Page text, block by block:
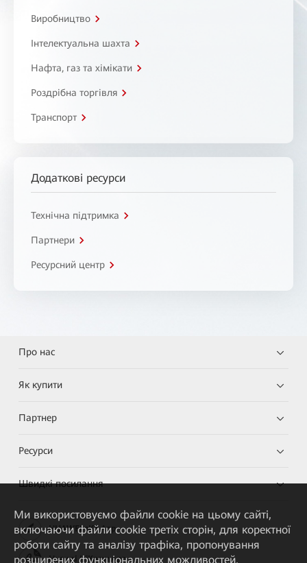
Виробництво
Інтелектуальна шахта
Нафта, газ та хімікати
Роздрібна торгівля
Транспорт
Додаткові ресурси
Технічна підтримка
Партнери
Ресурсний центр
Про нас
Як купити
Партнер
Ресурси
Швидкі посилання
HUAWEI eKit App
Huawei HiKnow App
Ми використовуємо файли cookie на цьому сайті,
включаючи файли cookie третіх сторін, для коректної
роботи сайту та аналізу трафіка, пропонування
розширених функціональних можливостей,